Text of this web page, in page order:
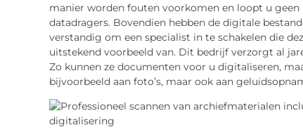
manier worden fouten voorkomen en loopt u
datadragers. Bovendien hebben de digitale
verstandig om een specialist in te schakelen die
uitstekend voorbeeld van. Dit bedrijf verzorgt al
Zo kunnen ze documenten voor u digitaliseren,
bijvoorbeeld aan foto’s, maar ook aan